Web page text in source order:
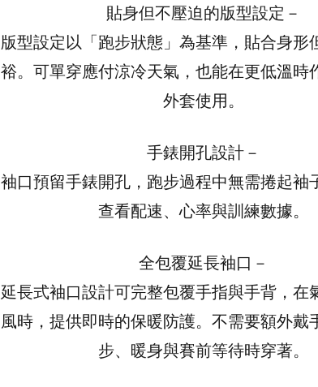
貼身但不壓迫的版型設定－
版型設定以「跑步狀態」為基準，貼合身形
裕。可單穿應付涼冷天氣，也能在更低溫時
外套使用。
手錶開孔設計－
袖口預留手錶開孔，跑步過程中無需捲起袖
查看配速、心率與訓練數據。
全包覆延長袖口－
延長式袖口設計可完整包覆手指與手背，在
風時，提供即時的保暖防護。不需要額外戴
步、暖身與賽前等待時穿著。